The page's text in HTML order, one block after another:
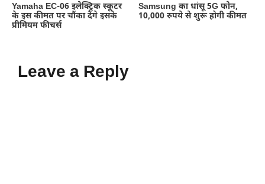
Yamaha EC-06 इलेक्ट्रिक स्कूटर
के इस कीमत पर चौंका देंगे इसके
प्रीमियम फीचर्स
Samsung का धांसू 5G फोन,
10,000 रुपये से शुरू होगी कीमत
Leave a Reply